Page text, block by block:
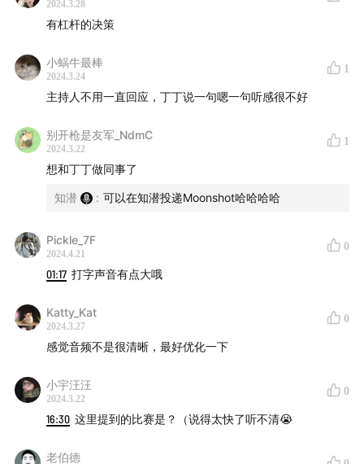
本期我们邀请了原腾讯微信搜索产品经理，现任月之暗面
与变革的行业中，丁丁以她的坚韧和智慧，在自我成长与
迭代的道路上勇往直前，不断挑战自我，超越极限。她用
巨大能量场，以卓越的技术实力与领导力，引领着AI行业
的新潮流。
【主持】
Crystal：北大本硕，曾在字节、小红书、快手、滴滴实
习，从大厂到创业公司的践行者，在创业公司对接150+高
潜创业公司CEO和HR。
【嘉宾】
品经理。
【时间线】
2024.3.28
有杠杆的决策
小蜗牛最棒
2024.3.24
1
主持人不用一直回应，丁丁说一句嗯一句听感很不好
别开枪是友军_NdmC
2024.3.22
1
想和丁丁做同事了
知潜 : 可以在知潜投递Moonshot哈哈哈哈
Pickle_7F
2024.4.21
0
01:17 打字声音有点大哦
Katty_Kat
2024.3.27
0
感觉音频不是很清晰，最好优化一下
小宇汪汪
2024.3.22
0
16:30 这里提到的比赛是？（说得太快了听不清😭
老伯德